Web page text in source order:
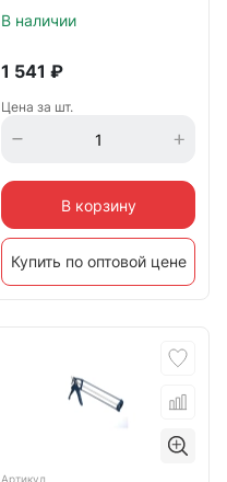
В наличии
1 541 ₽
Цена за шт.
В корзину
Купить по оптовой цене
Артикул